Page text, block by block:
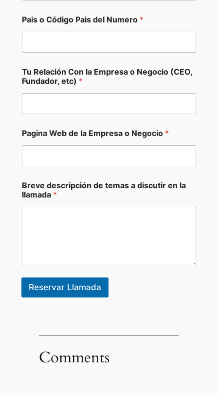
Pais o Código Pais del Numero *
ó
d
i
r
e
v
B
e
v
Tu Relación Con la Empresa o Negocio (CEO,
Fundador, etc) *
Pagina Web de la Empresa o Negocio *
Breve descripción de temas a discutir en la
llamada *
Reservar Llamada
Comments